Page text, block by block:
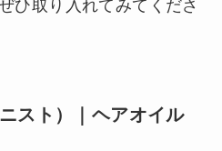
ひ取り入れてみてくださ
スト）｜ヘアオイル